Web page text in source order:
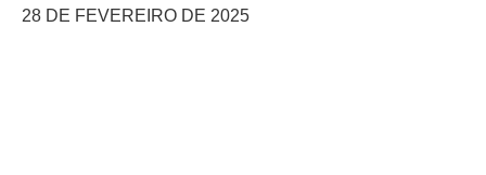
28 DE FEVEREIRO DE 2025